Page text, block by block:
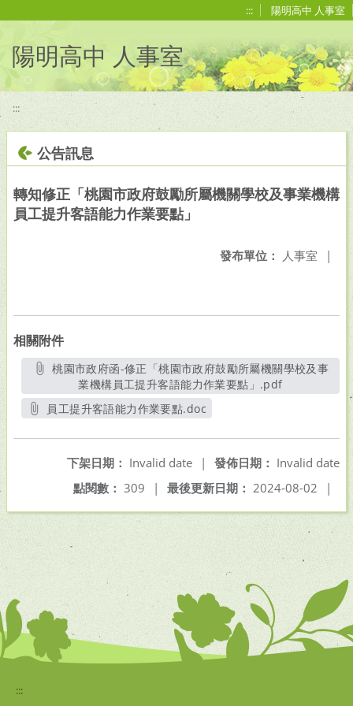
::: 陽明高中 人事室
陽明高中 人事室
:::
公告訊息
轉知修正「桃園市政府鼓勵所屬機關學校及事業機構
員工提升客語能力作業要點」
發布單位： 人事室 |
相關附件
桃園市政府函-修正「桃園市政府鼓勵所屬機關學校及事
業機構員工提升客語能力作業要點」.pdf另開新視窗
員工提升客語能力作業要點.doc
發佈日期： Invalid date
下架日期： Invalid date
|
最後更新日期： 2024-08-02 |
點閱數： 309 |
:::